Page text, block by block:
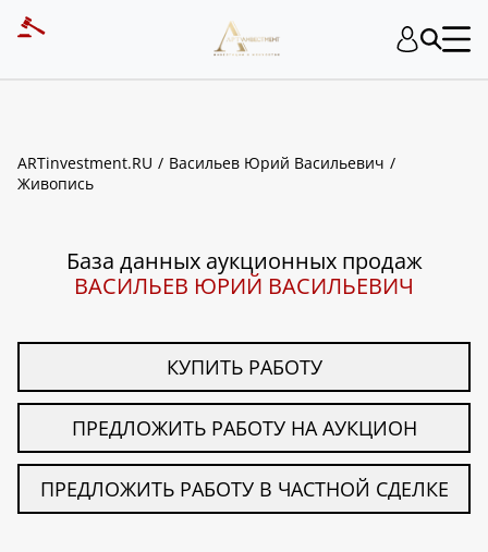
ARTinvestment.RU
Васильев Юрий Васильевич
Живопись
База данных аукционных продаж
ВАСИЛЬЕВ ЮРИЙ ВАСИЛЬЕВИЧ
КУПИТЬ РАБОТУ
ПРЕДЛОЖИТЬ РАБОТУ НА АУКЦИОН
ПРЕДЛОЖИТЬ РАБОТУ В ЧАСТНОЙ СДЕЛКЕ